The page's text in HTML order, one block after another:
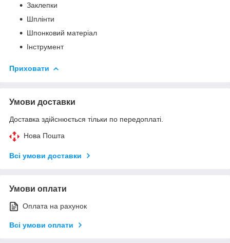
Заклепки
Шплінти
Шпонковий матеріал
Інструмент
Приховати
Умови доставки
Доставка здійснюється тільки по передоплаті.
Нова Пошта
Всі умови доставки
Умови оплати
Оплата на рахунок
Всі умови оплати